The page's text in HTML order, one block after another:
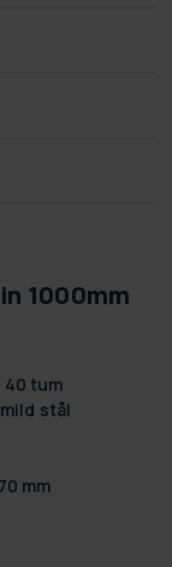
1000mm
40 tum
stål
mm